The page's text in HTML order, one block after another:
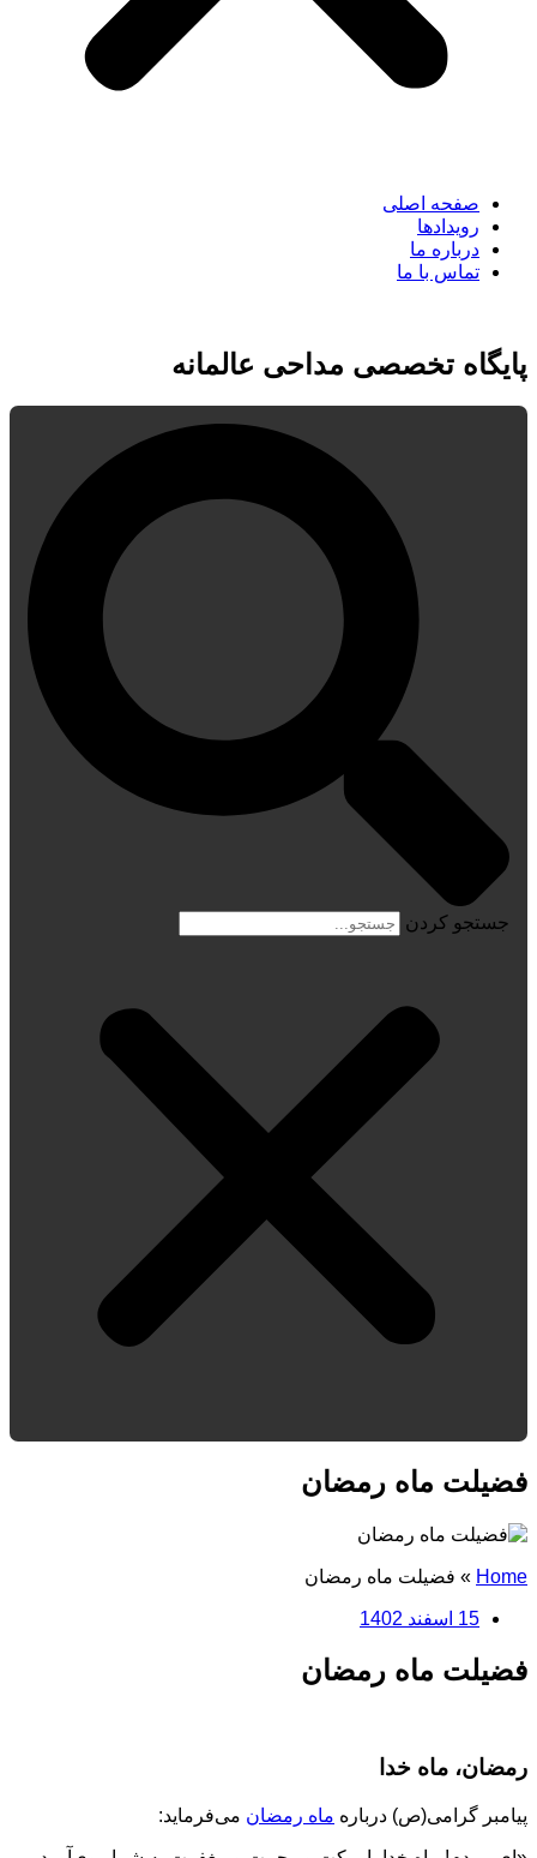
صفحه اصلی
رویدادها
درباره ما
تماس با ما
پایگاه تخصصی مداحی عالمانه
جستجو کردن
فضیلت ماه رمضان
Home
» فضیلت ماه رمضان
15 اسفند 1402
فضیلت ماه رمضان
رمضان، ماه خدا
پیامبر گرامی(ص) درباره ماه رمضان می‌فرماید: